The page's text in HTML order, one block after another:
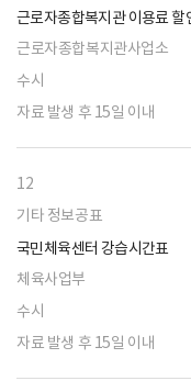
근로자종합복지관 이용료 할
근로자종합복지관사업소
수시
자료 발생 후 15일 이내
12
기타 정보공표
국민체육센터 강습시간표
체육사업부
수시
자료 발생 후 15일 이내